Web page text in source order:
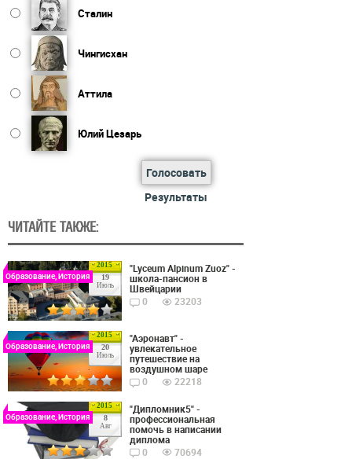
Сталин
Чингисхан
Аттила
Юлий Цезарь
Голосовать
Результаты
ЧИТАЙТЕ ТАКЖЕ:
2015
19
Июль
Образование, История
"Lyceum Alpinum Zuoz" -
школа-пансион в
Швейцарии
0
23203
2015
20
Июль
Образование, История
"Аэронавт" -
увлекательное
путешествие на
воздушном шаре
0
22218
2015
8
Авг
Образование, История
"Дипломник5" -
профессиональная
помочь в написании
диплома
0
70694